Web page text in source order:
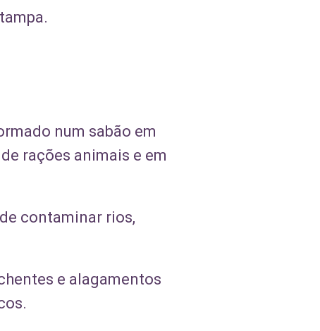
num sabão em
rações animais e em
contaminar rios,
e alagamentos